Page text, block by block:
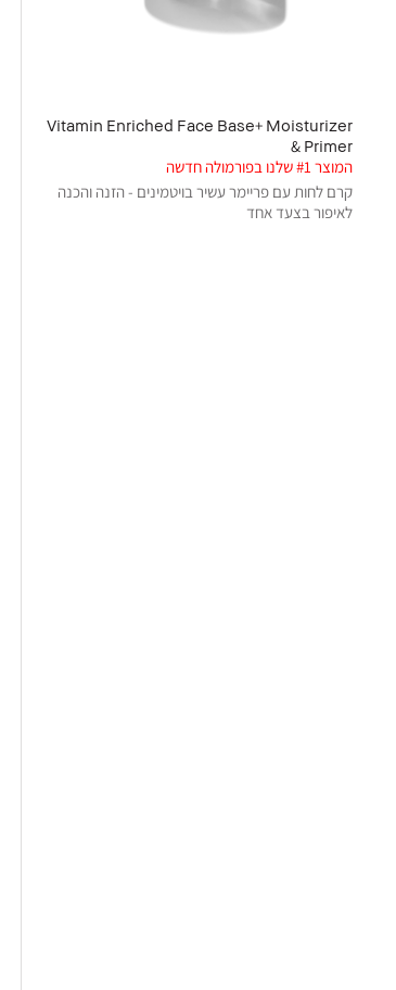
Vitamin Enriched Face Base+ Moisturizer
& Primer
המוצר #1 שלנו בפורמולה חדשה
קרם לחות עם פריימר עשיר בויטמינים - הזנה והכנה
לאיפור בצעד אחד